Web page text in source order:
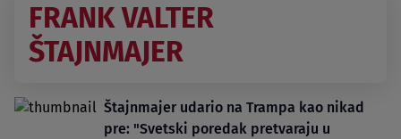
FRANK VALTER
ŠTAJNMAJER
Štajnmajer udario na Trampa kao nikad
pre: "Svetski poredak pretvaraju u